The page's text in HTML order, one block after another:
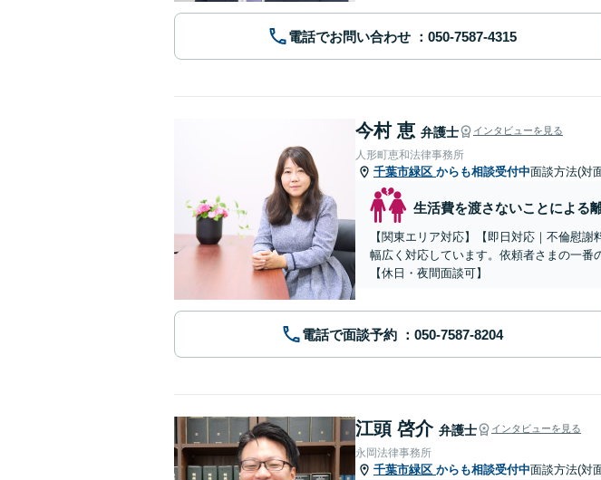
電話でお問い合わせ
今村 恵 弁護士 インタビューを見る
人形町恵和法律事務所
千葉市緑区 からも相談受付中面談方法(対
生活費を渡さないことによる
【関東エリア対応】【即日対応｜不倫慰
幅広く対応しています。依頼者さまの一
【休日・夜間面談可】
電話で面談予約
江頭 啓介 弁護士 インタビューを見る
永岡法律事務所
千葉市緑区 からも相談受付中面談方法(対